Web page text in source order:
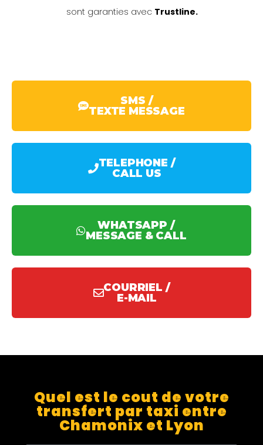
sont garanties avec Trustline.
SMS /
TEXTE MESSAGE
TELEPHONE /
CALL US
WHATSAPP /
MESSAGE & CALL
COURRIEL /
E-MAIL
Quel est le cout de votre
transfert par taxi entre
Chamonix et Lyon